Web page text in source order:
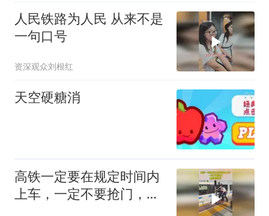
人民铁路为人民 从来不是
一句口号
资深观众刘根红
天空硬糖消
高铁一定要在规定时间内
上车，一定不要抢门，真